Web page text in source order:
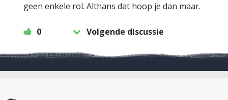
geen enkele rol. Althans dat hoop je dan maar.
0 Volgende discussie